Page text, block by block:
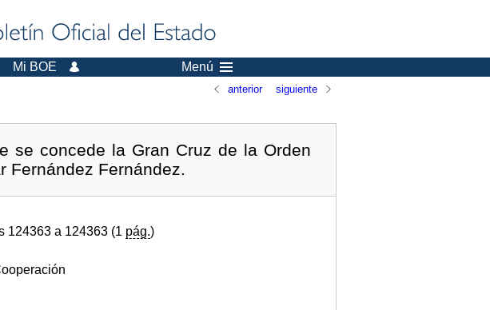
Mi BOE Menú
anterior siguiente
se concede la Gran Cruz de la Orden
Fernández Fernández.
124363 a 124363 (1 pág.)